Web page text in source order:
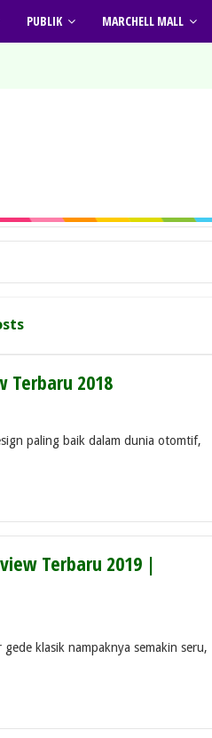
PUBLIK MARCHELL MALL
Terbaru 2018
paling baik dalam dunia otomtif,
Terbaru 2019 |
klasik nampaknya semakin seru,